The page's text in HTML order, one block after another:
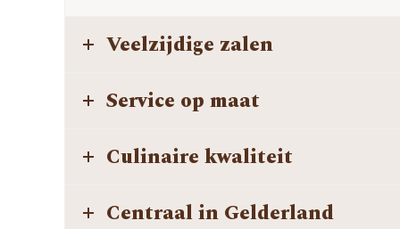
Veelzijdige zalen
Service op maat
Culinaire kwaliteit
Centraal in Gelderland